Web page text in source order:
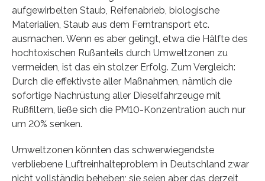
aufgewirbelten Staub, Reifenabrieb, biologische
Materialien, Staub aus dem Ferntransport etc.
ausmachen. Wenn es aber gelingt, etwa die Hälfte des
hochtoxischen Rußanteils durch Umweltzonen zu
vermeiden, ist das ein stolzer Erfolg. Zum Vergleich:
Durch die effektivste aller Maßnahmen, nämlich die
sofortige Nachrüstung aller Dieselfahrzeuge mit
Rußfiltern, ließe sich die PM10-Konzentration auch nur
um 20% senken.
Umweltzonen könnten das schwerwiegendste
verbliebene Luftreinhalteproblem in Deutschland zwar
nicht vollständig beheben; sie seien aber das derzeit